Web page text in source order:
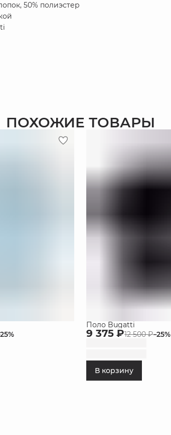
50% полиэстер
ПОХОЖИЕ ТОВАРЫ
25%
Поло Bugatti
9 375 ₽12 500 ₽−25%
В корзину